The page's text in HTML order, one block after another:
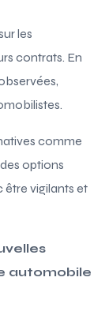
les
contrats. En
comme
options
vigilants et
automobile